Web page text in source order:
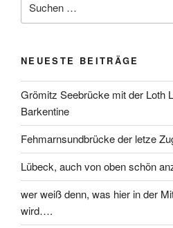
NEUESTE BEITRÄGE
Grömitz Seebrücke mit der Loth
Barkentine
Fehmarnsundbrücke der letze
Lübeck, auch von oben schön
wer weiß denn, was hier in der
wird….